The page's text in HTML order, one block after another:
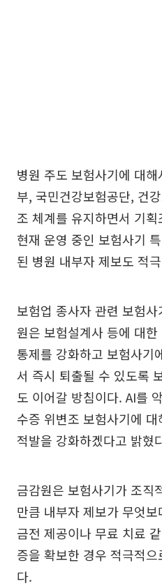
병원 주도 보험사기에 대
부, 국민건강보험공단, 건
조 체계를 유지하면서 기
현재 운영 중인 보험사기
된 병원 내부자 제보도 적
보험업 종사자 관련 보험
원은 보험설계사 등에 대
통제를 강화하고 보험사기
서 즉시 퇴출될 수 있도록
도 이어갈 방침이다. AI를
수증 위변조 보험사기에
적발을 강화하겠다고 밝혔
금감원은 보험사기가 조직
만큼 내부자 제보가 무엇
금전 제공이나 무료 치료
증을 확보한 경우 적극적
다.